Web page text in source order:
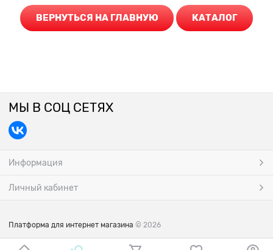
ВЕРНУТЬСЯ НА ГЛАВНУЮ КАТАЛОГ
МЫ В СОЦ СЕТЯХ
Информация
Личный кабинет
Платформа для интернет магазина © 2026